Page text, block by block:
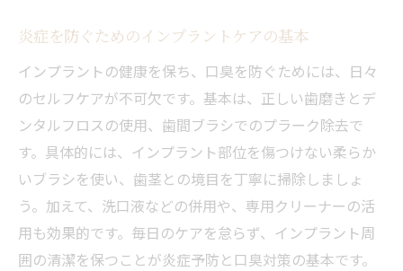
炎症を防ぐためのインプラントケアの基本
インプラントの健康を保ち、口臭を防ぐためには、日々
のセルフケアが不可欠です。基本は、正しい歯磨きとデ
ンタルフロスの使用、歯間ブラシでのプラーク除去で
す。具体的には、インプラント部位を傷つけない柔らか
いブラシを使い、歯茎との境目を丁寧に掃除しましょ
う。加えて、洗口液などの併用や、専用クリーナーの活
用も効果的です。毎日のケアを怠らず、インプラント周
囲の清潔を保つことが炎症予防と口臭対策の基本です。